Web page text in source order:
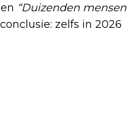
“Duizenden mensen
zelfs in 2026